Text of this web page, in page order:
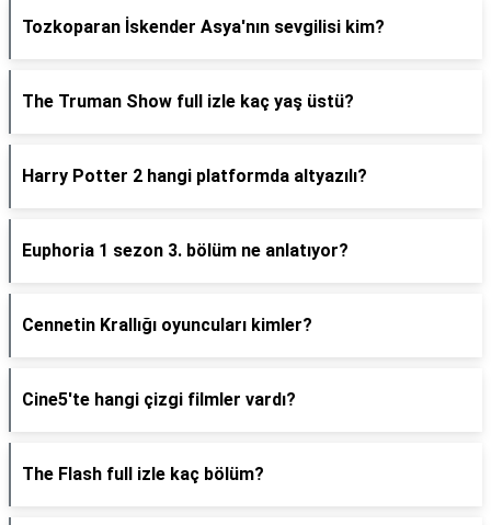
Tozkoparan İskender Asya'nın sevgilisi kim?
The Truman Show full izle kaç yaş üstü?
Harry Potter 2 hangi platformda altyazılı?
Euphoria 1 sezon 3. bölüm ne anlatıyor?
Cennetin Krallığı oyuncuları kimler?
Cine5'te hangi çizgi filmler vardı?
The Flash full izle kaç bölüm?